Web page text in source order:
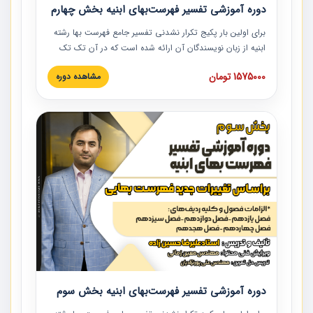
دوره آموزشی تفسیر فهرست‌بهای ابنیه بخش چهارم
برای اولین بار پکیج تکرار نشدنی تفسیر جامع فهرست بها رشته
ابنیه از زبان نویسندگان آن ارائه شده است که در آن تک تک
ردیف ها و مطالب فهرست بها تفسیر و ارائه شده است. این
دوره به صورت کامل تصویری بوده و به همراه تصاویر عملیات
دوره با کلام مهندس علیرضاحسین‌زاده مدیر پروژه مهندسی
مشاور در امر بازنگری فهرست بها رشته ابنیه ارائه شده و به تمام
همکارانی که در حوزه صنعت ساخت در حال فعالیت هستند حتما
توصیه می کنیم از مطالب این دوره استفاده نمایند.
1575000 تومان مشاهده دوره
دوره آموزشی تفسیر فهرست‌بهای ابنیه بخش سوم